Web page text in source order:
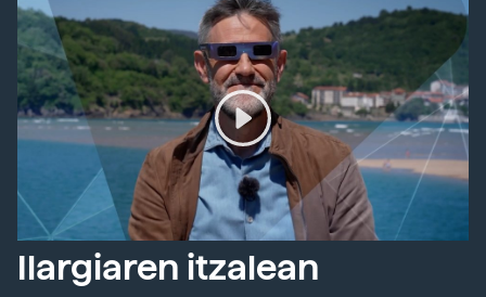
Ilargiaren itzalean